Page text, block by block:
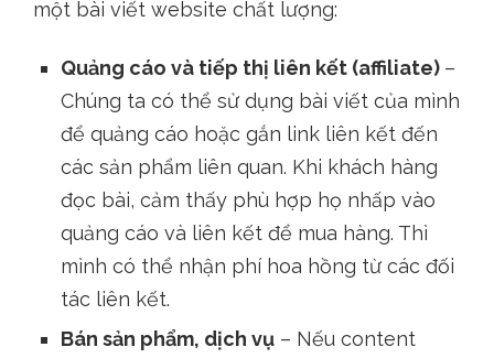
một bài viết website chất lượng:
Quảng cáo và tiếp thị liên kết (affiliate) –
Chúng ta có thể sử dụng bài viết của mình
để quảng cáo hoặc gắn link liên kết đến
các sản phẩm liên quan. Khi khách hàng
đọc bài, cảm thấy phù hợp họ nhấp vào
quảng cáo và liên kết để mua hàng. Thì
mình có thể nhận phí hoa hồng từ các đối
tác liên kết.
Bán sản phẩm, dịch vụ – Nếu content